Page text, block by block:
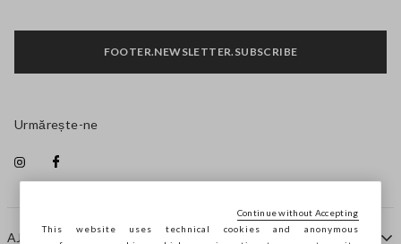
AJUTOR
FOOTER.NEWSLETTER.SUBSCRIBE
Urmărește-ne
This website uses technical cookies and anonymous
Continue without Accepting